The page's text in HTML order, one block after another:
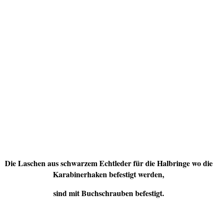
Die Laschen aus schwarzem Echtleder für die Halbringe wo die
Karabinerhaken befestigt werden,
sind mit Buchschrauben befestigt.